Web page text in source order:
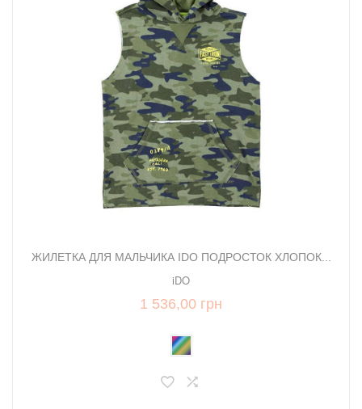
ЖИЛЕТКА ДЛЯ МАЛЬЧИКА IDO ПОДРОСТОК ХЛОПОК...
iDO
1 536,00 грн